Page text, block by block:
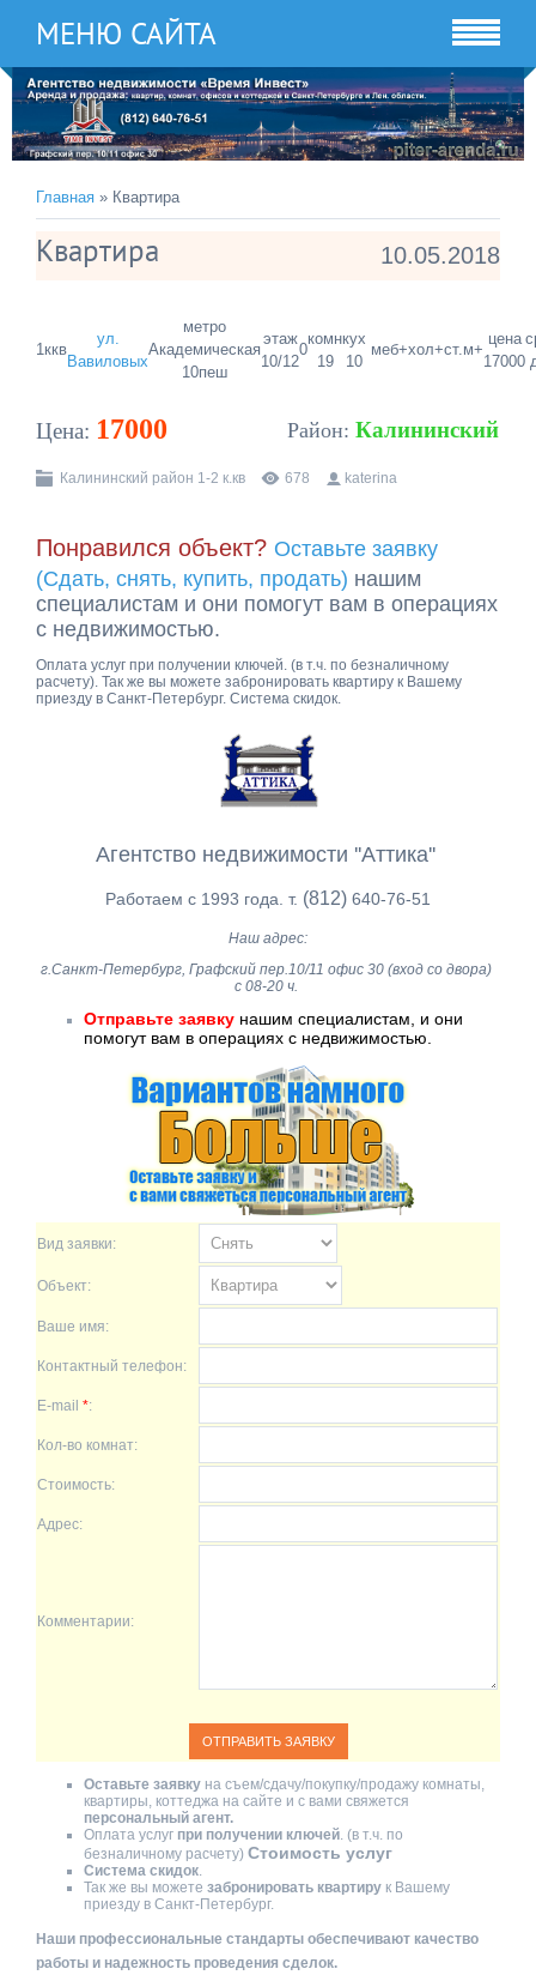
МЕНЮ САЙТА
Главная » Квартира
10.05.2018
Квартира
1ккв
ул.
Вавиловых
метро
Академическая
10пеш
этаж
10/12
0
комн
19
кух
10
меб+хол+ст.м+
цена
17000
Цена: 17000 Район: Калининский
Калининский район 1-2 к.кв 678 katerina
Понравился объект? Оставьте заявку
(Сдать, снять, купить, продать) нашим
специалистам и они помогут вам в операциях
с недвижимостью.
Оплата услуг при получении ключей. (в т.ч. по безналичному
расчету). Так же вы можете забронировать квартиру к Вашему
приезду в Санкт-Петербург. Система скидок.
Агентство недвижимости ''Аттика''
Работаем с 1993 года. т. (812) 640-76-51
Наш адрес:
г.Санкт-Петербург, Графский пер.10/11 офис 30 (вход со двора)
с 08-20 ч.
Отправьте заявку нашим специалистам, и они
помогут вам в операциях с недвижимостью.
Вид заявки:
Объект:
Ваше имя:
Контактный телефон:
E-mail *:
Кол-во комнат:
Стоимость:
Адрес:
Комментарии:
Оставьте заявку на съем/сдачу/покупку/продажу комнаты,
квартиры, коттеджа на сайте и с вами свяжется
персональный агент.
Оплата услуг при получении ключей . (в т.ч. по
безналичному расчету) Стоимость услуг
Система скидок
Так же вы можете забронировать квартиру к Вашему
приезду в Санкт-Петербург.
Наши профессиональные стандарты обеспечивают качество
работы и надежность проведения сделок.